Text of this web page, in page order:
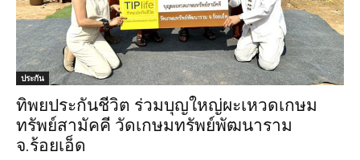
ประกัน
ทิพยประกันชีวิต ร่วมบุญใหญ่ผะเหวดเกษม
ทรัพย์สามัคคี วัดเกษมทรัพย์พัฒนาราม
จ.ร้อยเอ็ด